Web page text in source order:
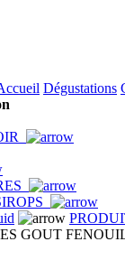
Dégustations
GOUT